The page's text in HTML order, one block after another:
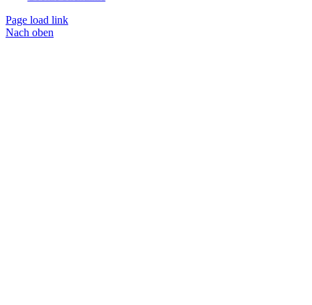
Page load link
Nach oben